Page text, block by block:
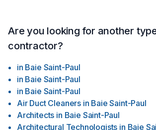
Are you looking for another
contractor?
in Baie Saint-Paul
in Baie Saint-Paul
in Baie Saint-Paul
Air Duct Cleaners in Baie Saint-Paul
Architects in Baie Saint-Paul
Architectural Technologists in Baie